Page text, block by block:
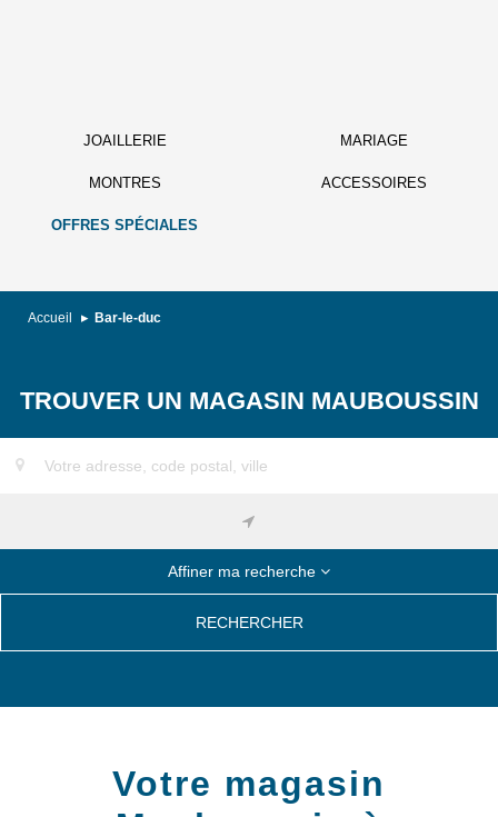
JOAILLERIE MARIAGE
MONTRES ACCESSOIRES
OFFRES SPÉCIALES
Accueil Bar-le-duc
TROUVER UN MAGASIN MAUBOUSSIN
Affiner ma recherche
RECHERCHER
Votre magasin